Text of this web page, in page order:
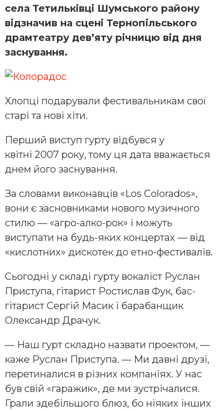
села Тетильківці Шумського району
відзначив на сцені Тернопільського
драмтеатру дев’яту річницю від дня
заснування.
Хлопці подарували фестивальникам свої
старі та нові хіти.
Перший виступ гурту відбувся у
квітні 2007 року, тому ця дата вважається
днем його заснування.
За словами виконавців «Los Colorados»,
вони є засновниками нового музичного
стилю — «агро-алко-рок» і можуть
виступати на будь-яких концертах — від
«кислотних» дискотек до етно-фестивалів.
Сьогодні у складі гурту вокаліст Руслан
Приступа, гітарист Ростислав Фук, бас-
гітарист Сергій Масик і барабанщик
Олександр Драчук.
— Наш гурт складно назвати проектом, —
каже Руслан Приступа. — Ми давні друзі,
перетиналися в різних компаніях. У нас
був свій «гаражик», де ми зустрічалися.
Грали здебільшого блюз, бо ніяких інших